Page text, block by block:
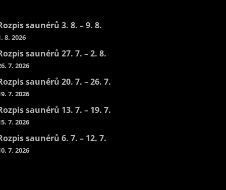
saunérů 3. 8. – 9. 8.
8. 2026
saunérů 27. 7. – 2. 8.
7. 2026
saunérů 20. 7. – 26. 7.
7. 2026
saunérů 13. 7. – 19. 7.
7. 2026
saunérů 6. 7. – 12. 7.
7. 2026